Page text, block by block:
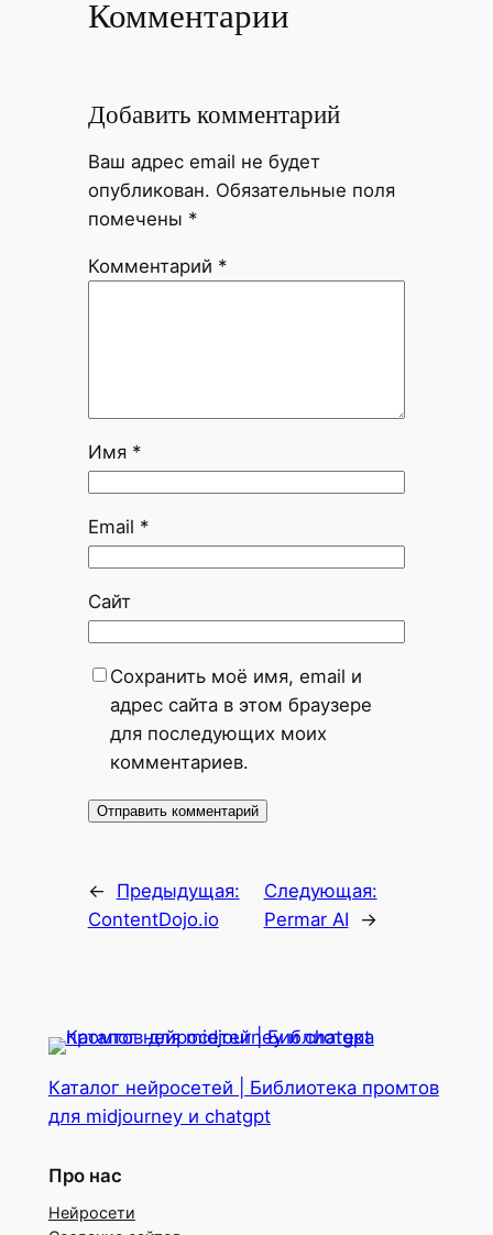
Комментарии
Добавить комментарий
Ваш адрес email не будет
опубликован. Обязательные поля
помечены *
Комментарий *
Имя *
Email *
Сайт
Сохранить моё имя, email и
адрес сайта в этом браузере
для последующих моих
комментариев.
←
Предыдущая:
ContentDojo.io
Следующая:
Permar AI
→
Каталог нейросетей | Библиотека промтов
для midjourney и chatgpt
Про нас
Нейросети